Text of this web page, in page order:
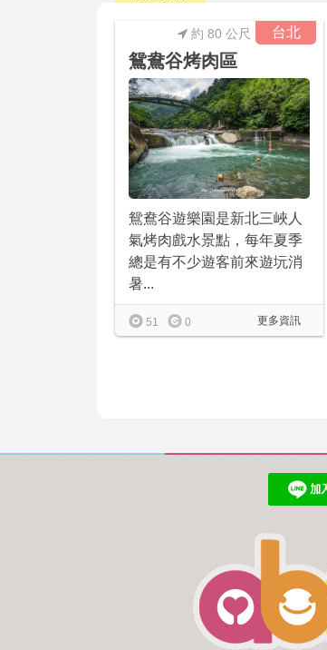
台北
約 80 公尺
鴛鴦谷烤肉區
鴛鴦谷遊樂園是新北三峽人
氣烤肉戲水景點，每年夏季
總是有不少遊客前來遊坃消
暑...
更多資訊
51 0